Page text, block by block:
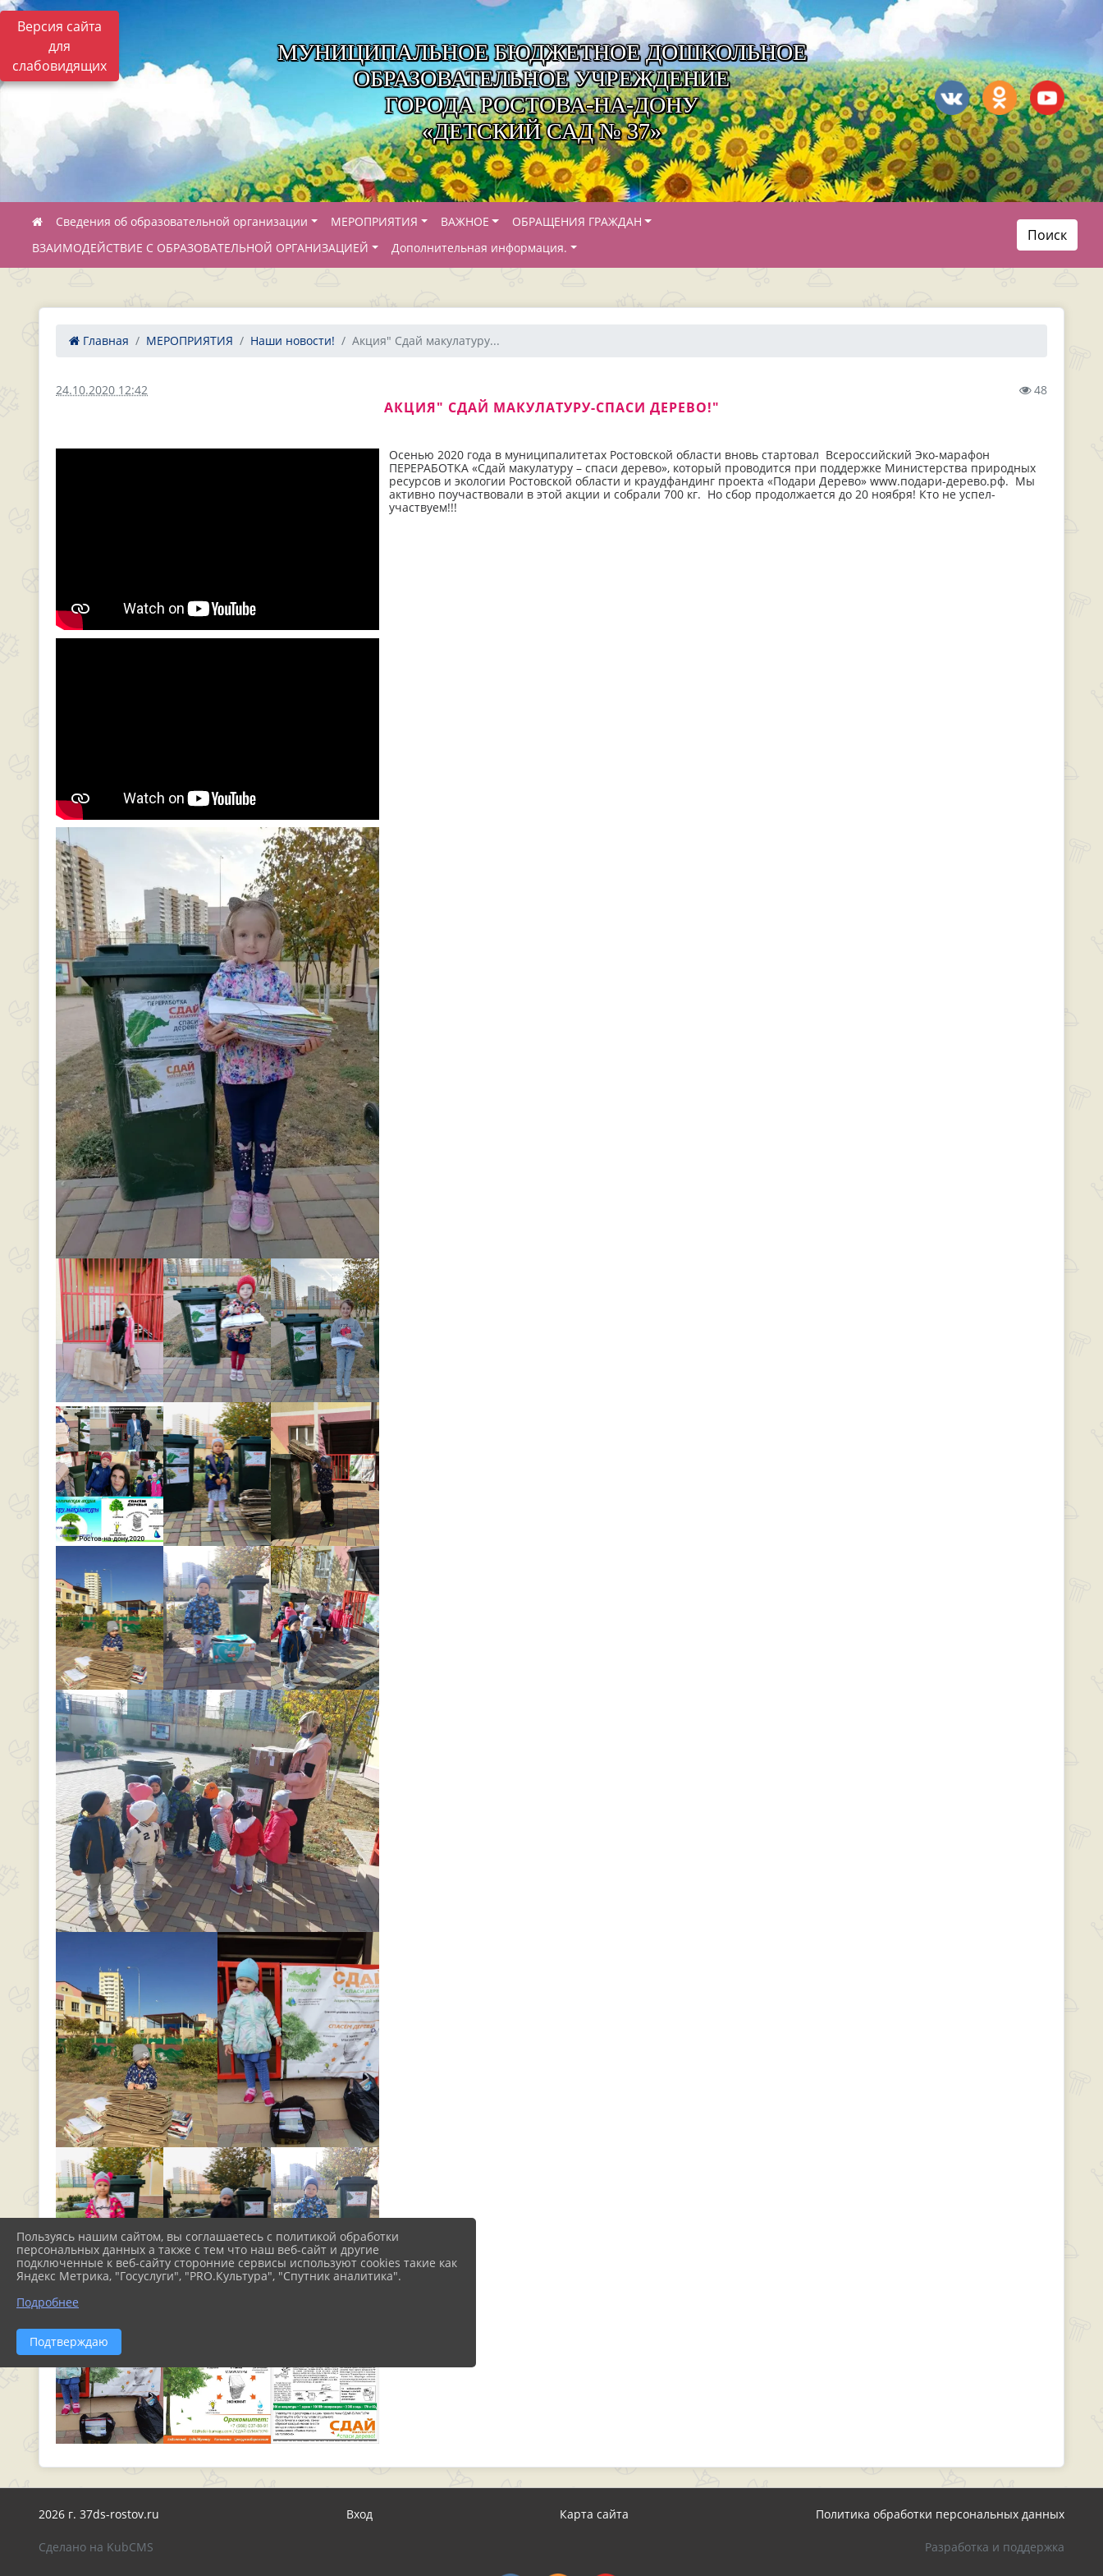
Версия сайта
для
слабовидящих
МУНИЦИПАЛЬНОЕ БЮДЖЕТНОЕ ДОШКОЛЬНОЕ
ОБРАЗОВАТЕЛЬНОЕ УЧРЕЖДЕНИЕ
ГОРОДА РОСТОВА-НА-ДОНУ
«ДЕТСКИЙ САД № 37»
Сведения об образовательной организации МЕРОПРИЯТИЯ ВАЖНОЕ
ОБРАЩЕНИЯ ГРАЖДАН
ВЗАИМОДЕЙСТВИЕ С ОБРАЗОВАТЕЛЬНОЙ ОРГАНИЗАЦИЕЙ
Дополнительная информация.
Поиск
Главная МЕРОПРИЯТИЯ Наши новости! Акция" Сдай макулатуру...
24.10.2020 12:42 48
АКЦИЯ" СДАЙ МАКУЛАТУРУ-СПАСИ ДЕРЕВО!"
Осенью 2020 года в муниципалитетах Ростовской области вновь стартовал Всероссийский Эко-марафон
ПЕРЕРАБОТКА «Сдай макулатуру – спаси дерево», который проводится при поддержке Министерства природных
ресурсов и экологии Ростовской области и краудфандинг проекта «Подари Дерево» www.подари-дерево.рф. Мы
активно поучаствовали в этой акции и собрали 700 кг. Но сбор продолжается до 20 ноября! Кто не успел-
участвуем!!!
2026 г. 37ds-rostov.ru Вход Карта сайта Политика обработки персональных данных
Сделано на KubCMS Разработка и поддержка
Пользуясь нашим сайтом, вы соглашаетесь с политикой обработки
персональных данных а также с тем что наш веб-сайт и другие
подключенные к веб-сайту сторонние сервисы используют cookies такие как
Яндекс Метрика, "Госуслуги", "PRO.Культура", "Спутник аналитика".
Подробнее
Подтверждаю